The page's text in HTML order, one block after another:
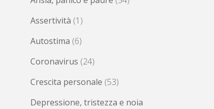
Assertività (1)
Autostima (6)
Coronavirus (24)
Crescita personale (53)
Depressione, tristezza e noia